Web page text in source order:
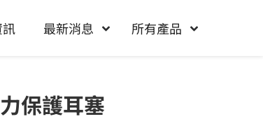
最新消息 所有產品
保護耳塞